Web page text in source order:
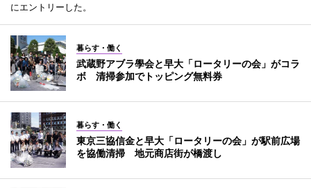
にエントリーした。
暮らす・働く
武蔵野アブラ學会と早大「ロータリーの会」がコラ
ボ 清掃参加でトッピング無料券
暮らす・働く
東京三協信金と早大「ロータリーの会」が駅前広場
を協働清掃 地元商店街が橋渡し